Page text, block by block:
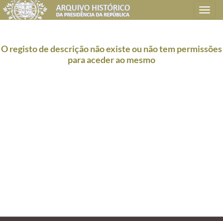
Toggle
navigation
O registo de descrição não existe ou não tem permissões
para aceder ao mesmo